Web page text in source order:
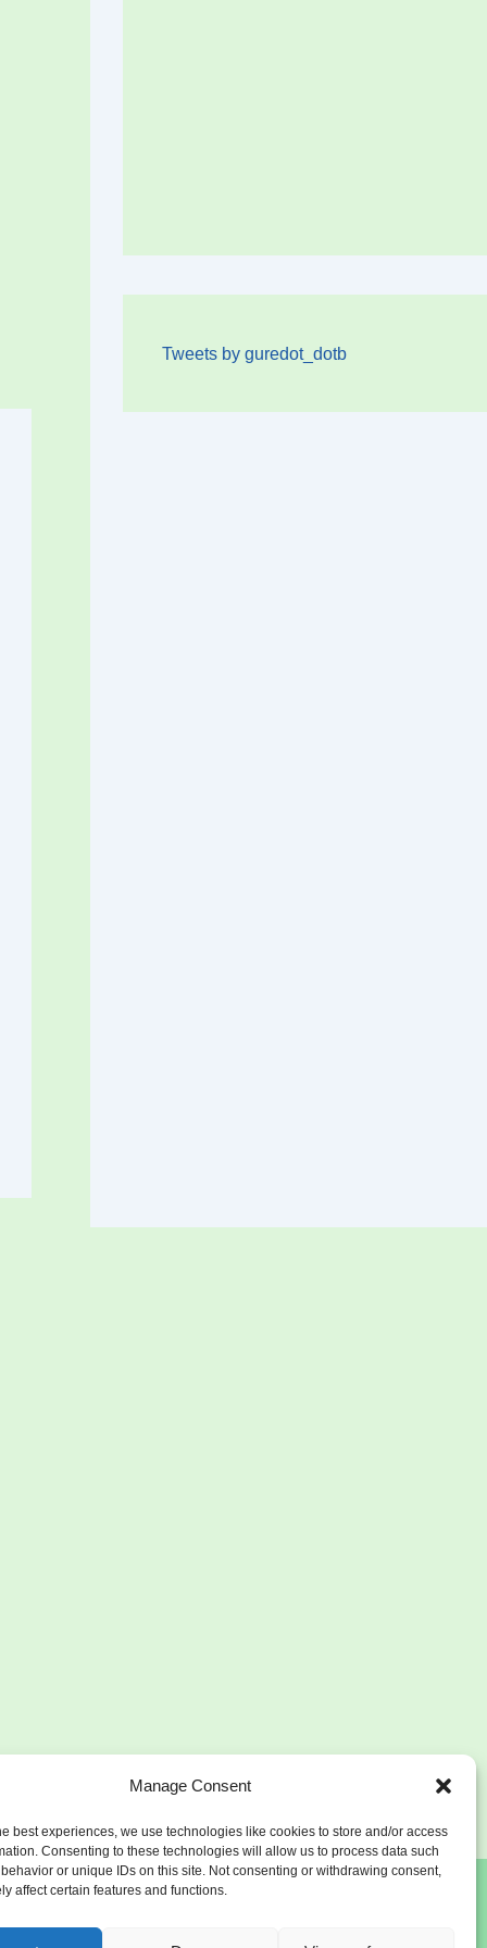
Manage Consent
best experiences, we use technologies like cookies to store and/or access
Consenting to these technologies will allow us to process data such
or unique IDs on this site. Not consenting or withdrawing consent,
affect certain features and functions.
Tweets by guredot_dotb